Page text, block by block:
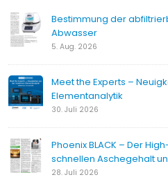
Bestimmung der
Abwasser
5. Aug. 2026
Meet the Experts –
Elementanalytik
30. Juli 2026
Phoenix BLACK – Der
schnellen Aschegehalt
28. Juli 2026